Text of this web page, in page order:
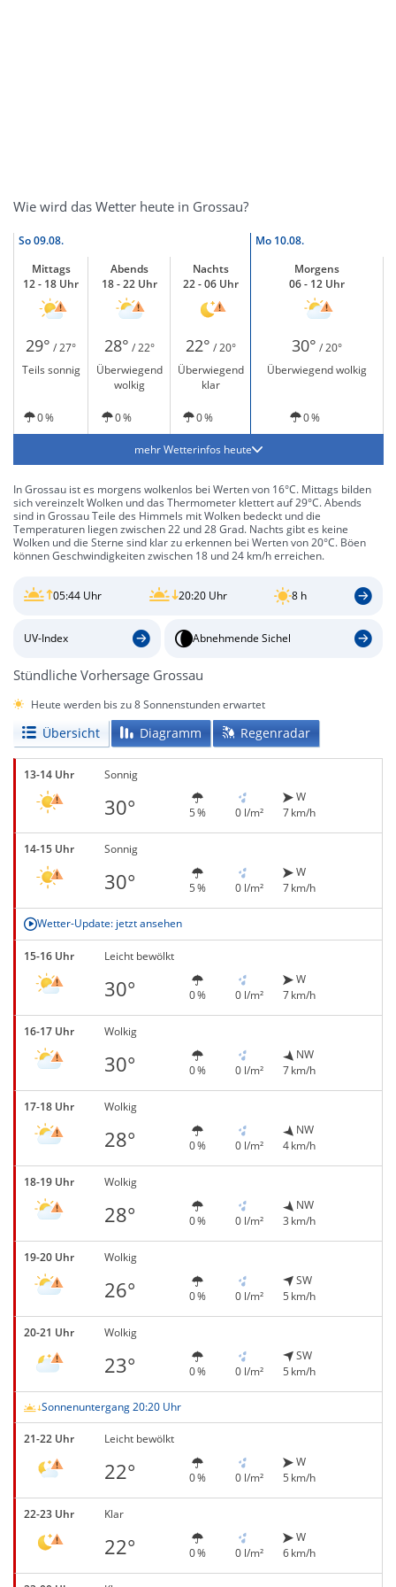
Wie wird das Wetter heute in Grossau?
So09.08. Mo 10.08.
Mittags
12 - 18 Uhr
Abends
18 - 22 Uhr
Nachts
22 - 06 Uhr
Morgens
06 - 12 Uhr
29° / 27° 28° / 22° 22° / 20° 30° / 20°
Teils sonnig
Überwiegend
wolkig
Überwiegend
klar
Überwiegend wolkig
0 % 0 % 0 % 0 %
mehr Wetterinfos heute
In Grossau ist es morgens wolkenlos bei Werten von 16°C. Mittags bilden
sich vereinzelt Wolken und das Thermometer klettert auf 29°C. Abends
sind in Grossau Teile des Himmels mit Wolken bedeckt und die
Temperaturen liegen zwischen 22 und 28 Grad. Nachts gibt es keine
Wolken und die Sterne sind klar zu erkennen bei Werten von 20°C. Böen
können Geschwindigkeiten zwischen 18 und 24 km/h erreichen.
05:44 Uhr 20:20 Uhr 8 h
UV-Index Abnehmende Sichel
Stündliche Vorhersage Grossau
Heute werden bis zu 8 Sonnenstunden erwartet
Übersicht Diagramm Regenradar
13-14 Uhr Sonnig
30° 5 % 0 l/m²
W
7 km/h
14-15 Uhr Sonnig
30° 5 % 0 l/m²
W
7 km/h
Wetter-Update: jetzt ansehen
15-16 Uhr Leicht bewölkt
30° 0 % 0 l/m²
W
7 km/h
16-17 Uhr Wolkig
30° 0 % 0 l/m²
NW
7 km/h
17-18 Uhr Wolkig
28° 0 % 0 l/m²
NW
4 km/h
18-19 Uhr Wolkig
28° 0 % 0 l/m²
NW
3 km/h
19-20 Uhr Wolkig
26° 0 % 0 l/m²
SW
5 km/h
20-21 Uhr Wolkig
23° 0 % 0 l/m²
SW
5 km/h
Sonnenuntergang 20:20 Uhr
21-22 Uhr Leicht bewölkt
22° 0 % 0 l/m²
W
5 km/h
22-23 Uhr Klar
22° 0 % 0 l/m²
W
6 km/h